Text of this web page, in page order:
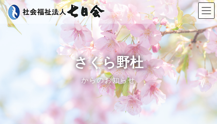
コ
ン
ナ
ビ
さくら野杜
からのお知らせ